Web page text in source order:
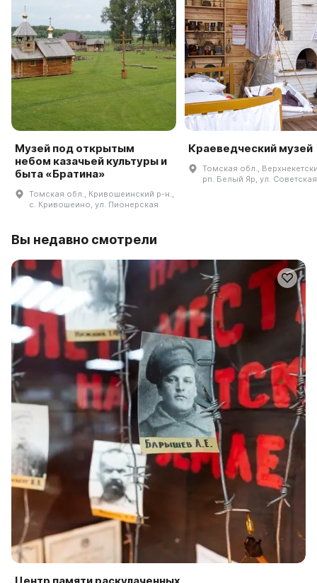
Музей под открытым
небом казачьей культуры и
быта «Братина»
Томская обл., Кривошеинский р-н.,
с. Кривошеино, ул. Пионерская
Краеведческий музей
Томская обл.,
рп. Белый Яр, ул.
Вы недавно смотрели